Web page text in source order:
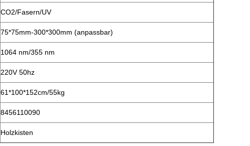
CO2/Fasern/UV
75*75mm-300*300mm (anpassbar)
1064 nm/355 nm
220V 50hz
61*100*152cm/55kg
8456110090
Holzkisten